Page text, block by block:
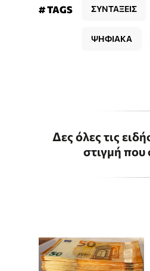
# TAGS ΣΥΝΤΑΞΕΙΣ
ΨΗΦΙΑΚΑ
Δες όλες τις
στιγμή που